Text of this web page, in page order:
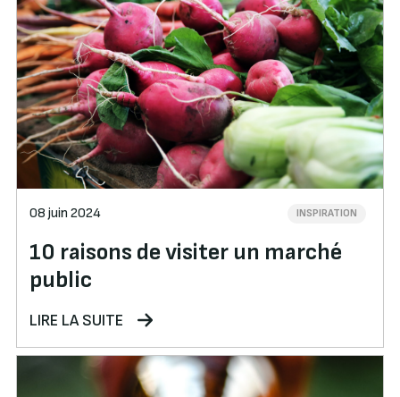
08 juin 2024 INSPIRATION
10 raisons de visiter un marché
public
LIRE LA SUITE